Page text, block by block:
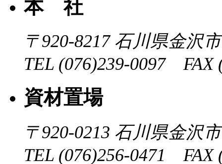
本 社
〒920-8217 石川県金沢
TEL (076)239-0097 FAX
資材置場
〒920-0213 石川県金沢
TEL (076)256-0471 FAX